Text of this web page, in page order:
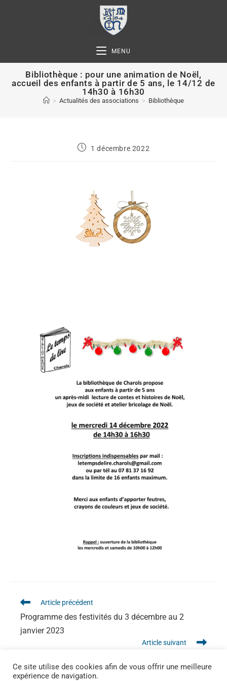
MENU
Bibliothèque : pour une animation de Noël,
accueil des enfants à partir de 5 ans, le 14/12 de
14h30 à 16h30
> Actualités des associations > Bibliothèque
1 décembre 2022
Article précédent
Programme des festivités du 3 décembre au 2
janvier 2023
Article suivant
Ce site utilise des cookies afin de vous offrir une meilleure
expérience de navigation.